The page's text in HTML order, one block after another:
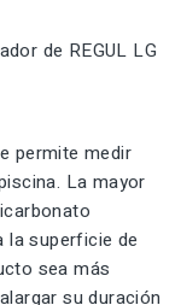
de REGUL LG
permite medir
La mayor
la superficie de
sea más
su duración